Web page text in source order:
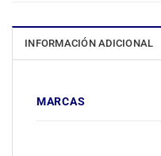
INFORMACIÓN ADICIONAL
MARCAS